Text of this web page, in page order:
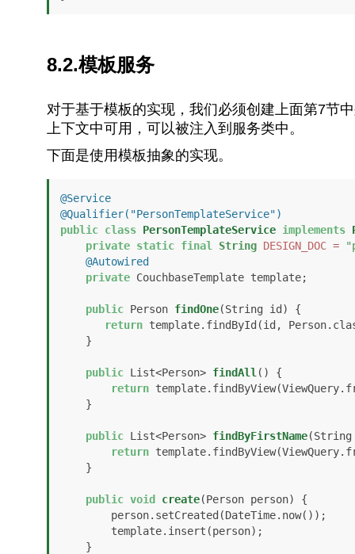
8.2.模板服务
对于基于模板的实现，我们必须创建上面第7节
上下文中可用，可以被注入到服务类中。
下面是使用模板抽象的实现。
@Service
@Qualifier("PersonTemplateService")
public class PersonTemplateService implements
private static final String DESIGN_DOC =
@Autowired
private CouchbaseTemplate template;
public Person findOne(String id)
{
return template.findById(id,
public List<Person> findAll ()
{
return
public List<Person> findByFirstName(String
return
public void create(Person person)
{